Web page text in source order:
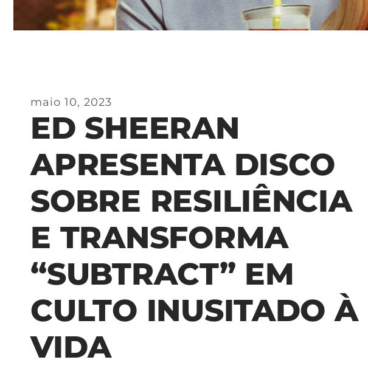
maio 10, 2023
ED SHEERAN
APRESENTA DISCO
SOBRE RESILIÊNCIA
E TRANSFORMA
“SUBTRACT” EM
CULTO INUSITADO À
VIDA